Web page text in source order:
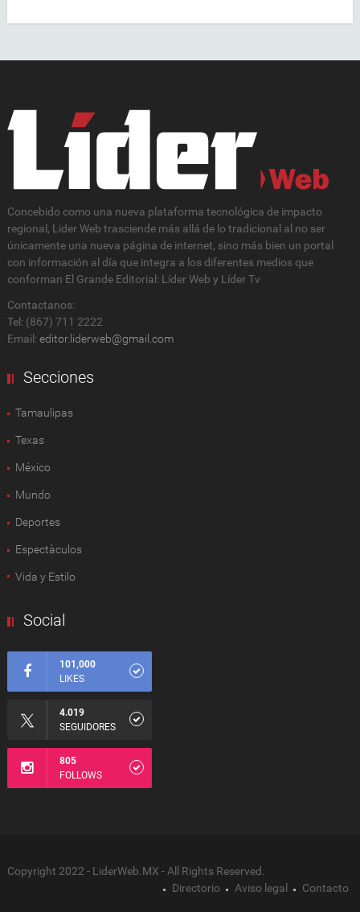
Concebido como una nueva plataforma tecnológica de impacto
regional, Lider Web trasciende más allá de lo tradicional al no ser
únicamente una nueva página de internet, sino más bien un portal
con información al día que integra a los diferentes medios que
conforman El Grande Editorial: Líder Web y Líder Tv
Contactanos:
Tel: (867) 711 2222
Email: editor.liderweb@gmail.com
Secciones
Tamaulipas
Texas
México
Mundo
Deportes
Espectàculos
Vida y Estilo
Social
101,000
LIKES
4.019
SEGUIDORES
805
FOLLOWS
Copyright 2022 - LiderWeb.MX - All Rights Reserved.
Directorio
Aviso legal Contacto